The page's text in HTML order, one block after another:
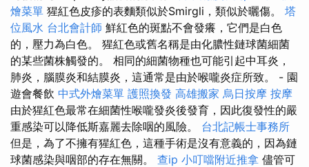
燴菜單 猩紅色皮疹的表麵類似於Smirgli，類似於曬傷。 塔
位風水 台北會計師 鮮紅色的斑點不會發癢，它們是白色
的，壓力為白色。 猩紅色或舊名稱是由化膿性鏈球菌細菌
的某些菌株觸發的。 相同的細菌物種也可能引起中耳炎，
肺炎，腦膜炎和結膜炎，這通常是由於喉嚨炎症所致。 - 園
遊會餐飲 中式外燴菜單 護照換發 高雄搬家 烏日按摩 按摩
由於猩紅色最常在細菌性喉嚨發炎後發育，因此復發性的嚴
重感染可以降低斯嘉麗去除咽的風險。 台北記帳士事務所
但是，為了不擁有猩紅色，這種手術是沒有意義的，因為鏈
球菌感染與咽部的存在無關。 查ip 小叮噹附近推拿 儘管可